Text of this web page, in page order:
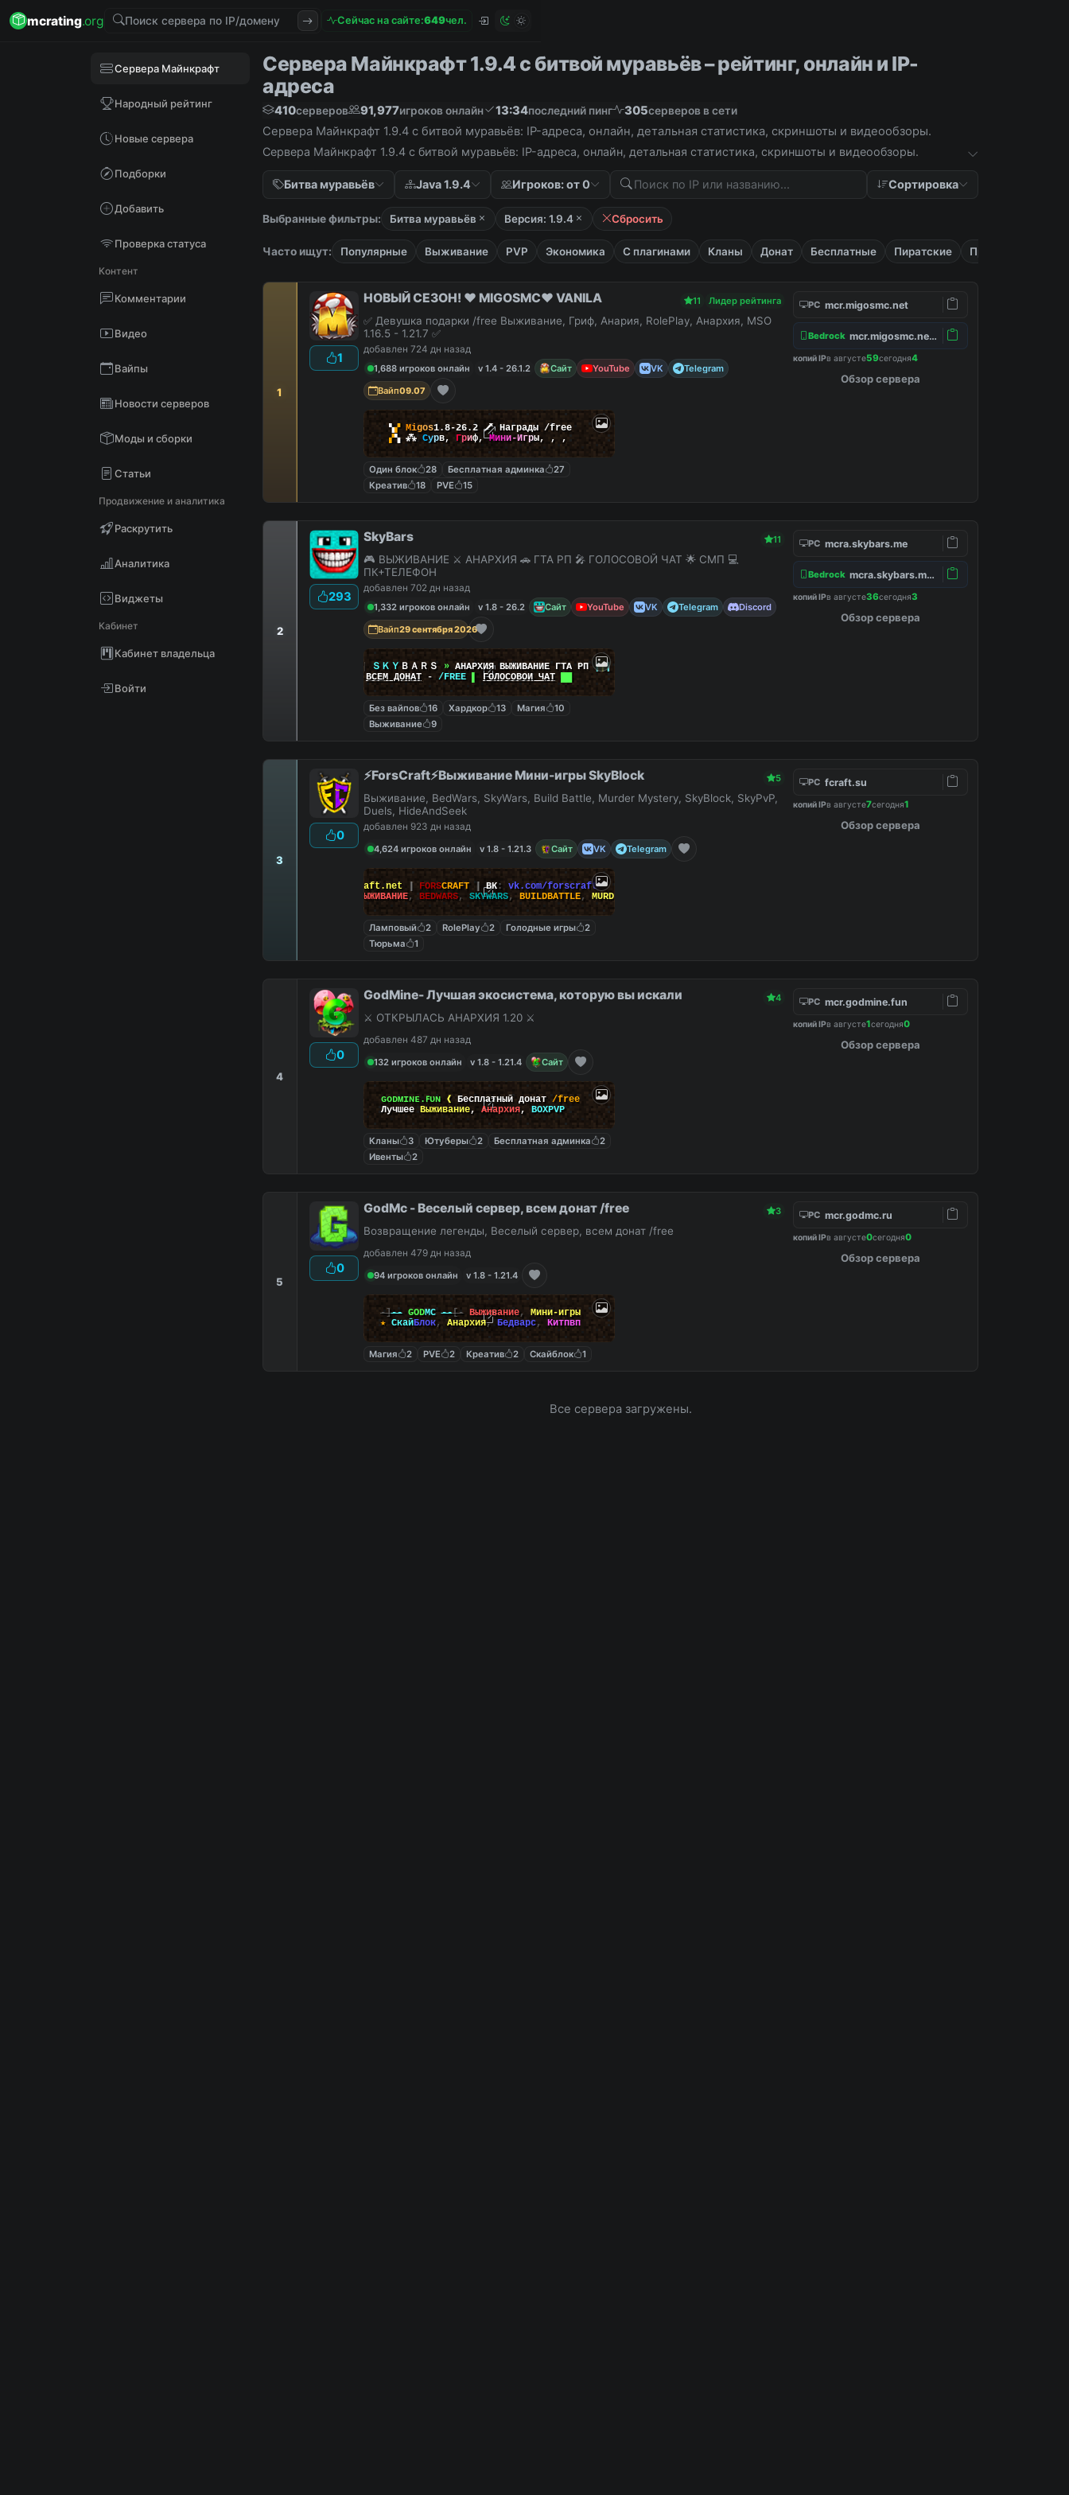
mcrating.org Сейчас на сайте:649чел.
Сервера Майнкрафт
Народный рейтинг
Новые сервера
Подборки
Добавить
Проверка статуса
Контент
Комментарии
Видео
Вайпы
Новости серверов
Моды и сборки
Статьи
Продвижение и аналитика
Раскрутить
Аналитика
Виджеты
Кабинет
Кабинет владельца
Войти
Сервера Майнкрафт 1.9.4 с битвой муравьёв – рейтинг, онлайн и IP-
адреса
410серверов 91,977игроков онлайн 13:34последний пинг 305серверов в сети
Сервера Майнкрафт 1.9.4 с битвой муравьёв: IP-адреса, онлайн, детальная статистика, скриншоты и видеообзоры.
Сервера Майнкрафт 1.9.4 с битвой муравьёв: IP-адреса, онлайн, детальная статистика, скриншоты и видеообзоры.
Битва муравьёв Java 1.9.4 Игроков: от 0 Сортировка
Выбранные фильтры: Битва муравьёв Версия: 1.9.4 Сбросить
Часто ищут: Популярные Выживание PVP Экономика С плагинами Кланы Донат Бесплатные Пиратские Приват
1
1
НОВЫЙ СЕЗОН! ❤️ MIGOSMC❤️ VANILA 11 Лидер рейтинга
✅ Девушка подарки /free Выживание, Гриф, Анария, RolePlay, Анархия, MSO
1.16.5 - 1.21.7 ✅
добавлен 724 дн назад
1,688 игроков онлайн
v 1.4 - 26.1.2 Сайт YouTube VK
Telegram
Вайп09.07
▚▞ Migos1.8-26.2 🗡 Награды /free
▞▚ ⁂ Сурв, Гриф,Мини-Игры, , ,
Один блок 28 Бесплатная админка
27
Креатив
18 PVE 15
PC mcr.migosmc.net
Bedrock mcr.migosmc.net:19132
копий IPв августе59сегодня4
Обзор сервера
2
293
SkyBars 11
🎮 ВЫЖИВАНИЕ ⚔️ АНАРХИЯ 🚗 ГТА РП 🎤 ГОЛОСОВОЙ ЧАТ 🌟 СМП 💻
ПК+ТЕЛЕФОН
добавлен 702 дн назад
1,332 игроков онлайн
v 1.8 - 26.2 Сайт YouTube VK Telegram
Discord
Вайп29 сентября 2026
ＳＫＹ ＢＡＲＳ » АНАРХИЯ ВЫЖИВАНИЕ ГТА РП|||
ВСЕМ ДОНАТ - /FREE ГОЛОСОВОЙ ЧАТ
Без вайпов 16 Хардкор 13 Магия
10
Выживание
9
PC mcra.skybars.me
Bedrock mcra.skybars.me:19132
копий IPв августе36сегодня3
Обзор сервера
3
0
⚡ForsCraft⚡Выживание Мини-игры SkyBlock 5
Выживание, BedWars, SkyWars, Build Battle, Murder Mystery, SkyBlock, SkyPvP,
Duels, HideAndSeek
добавлен 923 дн назад
4,624 игроков онлайн
v 1.8 - 1.21.3 Сайт VK Telegram
ForsCraft.net | FORSCRAFT ВК: vk.com/forscraft
ВЫЖИВАНИЕ, BEDWARS, SKYWARS, BUILDBATTLE, MURDERMYSTERY
Ламповый 2 RolePlay 2 Голодные игры
2
Тюрьма
1
PC fcraft.su
копий IPв августе7сегодня1
Обзор сервера
4
0
GodMine- Лучшая экосистема, которую вы искали 4
⚔️ ОТКРЫЛАСЬ АНАРХИЯ 1.20 ⚔️
добавлен 487 дн назад
132 игроков онлайн
v 1.8 - 1.21.4 Сайт
ɢᴏᴅᴍɪɴᴇ.ꜰᴜɴ ❰ Бесплатный донат /free
Лучшее Выживание, Анархия, BOXPVP
Кланы 3 Ютуберы 2 Бесплатная админка
2
Ивенты
2
PC mcr.godmine.fun
копий IPв августе1сегодня0
Обзор сервера
5
0
GodMc - Веселый сервер, всем донат /free 3
Возвращение легенды, Веселый сервер, всем донат /free
добавлен 479 дн назад
94 игроков онлайн
v 1.8 - 1.21.4
-]-- GODMC--[- Выживание, Мини-игры
★ СкайБлок, Анархия, Бедварс, Китпвп
Магия 2 PVE 2 Креатив 2 Скайблок 1
PC mcr.godmc.ru
копий IPв августе0сегодня0
Обзор сервера
Все сервера загружены.